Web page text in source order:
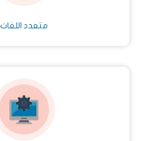
متعدد اللغات